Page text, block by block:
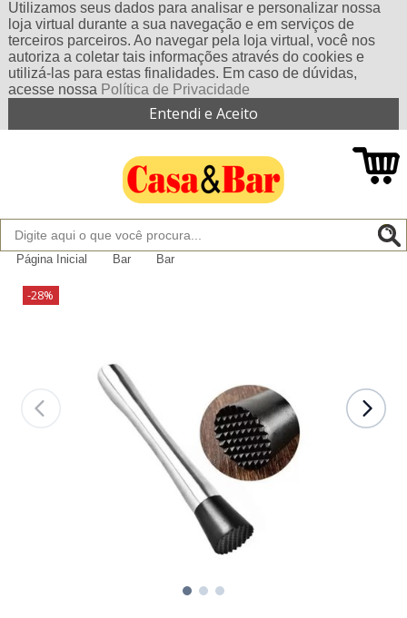
Utilizamos seus dados para analisar e personalizar nossa
loja virtual durante a sua navegação e em serviços de
terceiros parceiros. Ao navegar pela loja virtual, você nos
autoriza a coletar tais informações através do cookies e
utilizá-las para estas finalidades. Em caso de dúvidas,
acesse nossa Política de Privacidade
Entendi e Aceito
Página Inicial Bar Bar
-28%